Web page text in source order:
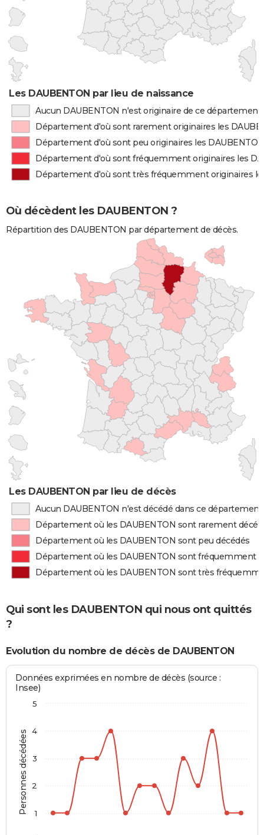
Les DAUBENTON par lieu de naissance
Aucun DAUBENTON n'est originaire de ce département
Département d'où sont rarement originaires les
Département d'où sont peu originaires les DAUBENTON
Département d'où sont fréquemment originaires les
Département d'où sont très fréquemment originaires
Où décèdent les DAUBENTON ?
Répartition des DAUBENTON par département de décès.
Les DAUBENTON par lieu de décès
Aucun DAUBENTON n'est décédé dans ce département
Département où les DAUBENTON sont rarement
Département où les DAUBENTON sont peu décédés
Département où les DAUBENTON sont fréquemment
Département où les DAUBENTON sont très
Qui sont les DAUBENTON qui nous ont quittés
?
Evolution du nombre de décès de DAUBENTON
Personnes décédées
Données exprimées en nombre de décès (source :
Insee)
1
2
3
4
5